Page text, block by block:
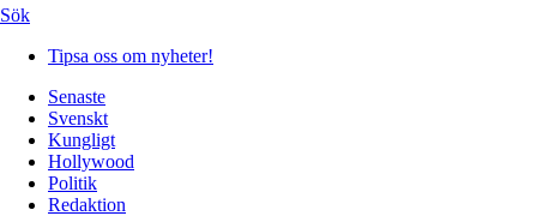
Sök
Tipsa oss om nyheter!
Senaste
Svenskt
Kungligt
Hollywood
Politik
Redaktion